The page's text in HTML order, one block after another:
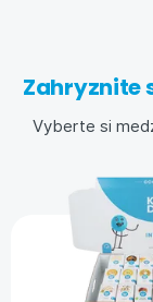
Zahryznite
Vyberte si